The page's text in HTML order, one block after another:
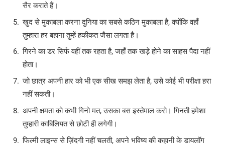
सैर कराते हैं।
खुद से मुकाबला करना दुनिया का सबसे कठिन मुकाबला है, क्योंकि वहाँ
तुम्हारा हर बहाना तुम्हें हकीकत जैसा लगता है।
गिरने का डर सिर्फ वहीं तक रहता है, जहाँ तक खड़े होने का साहस पैदा नहीं
होता।
जो छात्र अपनी हार को भी एक सीख समझ लेता है, उसे कोई भी परीक्षा हरा
नहीं सकती।
अपनी क्षमता को कभी गिनो मत, उसका बस इस्तेमाल करो। गिनती हमेशा
तुम्हारी काबिलियत से छोटी ही लगेगी।
फिल्मी लाइन्स से ज़िंदगी नहीं चलती, अपने भविष्य की कहानी के डायलॉग